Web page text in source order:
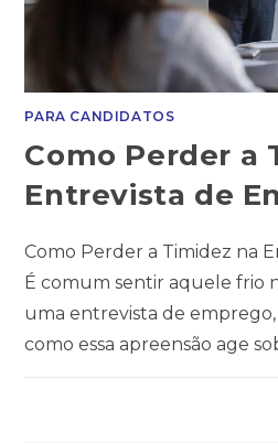
PARA CANDIDATOS
Como Perder a
Entrevista de
Como Perder a Timidez na
É comum sentir aquele frio
uma entrevista de
como essa apreensão age